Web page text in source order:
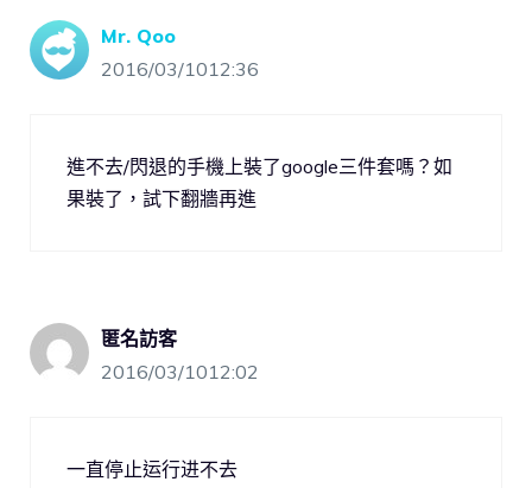
Mr. Qoo
2016/03/1012:36
進不去/閃退的手機上裝了google三件套嗎？如
果裝了，試下翻牆再進
匿名訪客
2016/03/1012:02
一直停止运行进不去